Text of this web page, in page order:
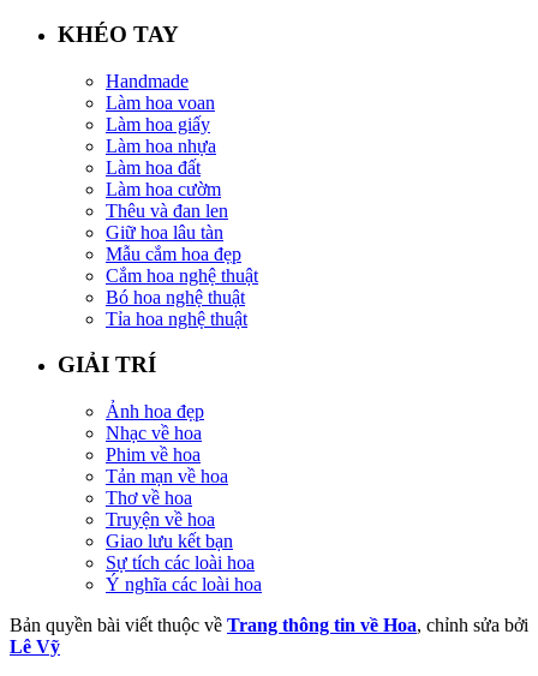
KHÉO TAY
Handmade
Làm hoa voan
Làm hoa giấy
Làm hoa nhựa
Làm hoa đất
Làm hoa cườm
Thêu và đan len
Giữ hoa lâu tàn
Mẫu cắm hoa đẹp
Cắm hoa nghệ thuật
Bó hoa nghệ thuật
Tỉa hoa nghệ thuật
GIẢI TRÍ
Ảnh hoa đẹp
Nhạc về hoa
Phim về hoa
Tản mạn về hoa
Thơ về hoa
Truyện về hoa
Giao lưu kết bạn
Sự tích các loài hoa
Ý nghĩa các loài hoa
Bản quyền bài viết thuộc về Trang thông tin về Hoa, chỉnh sửa bởi
Lê Vỹ